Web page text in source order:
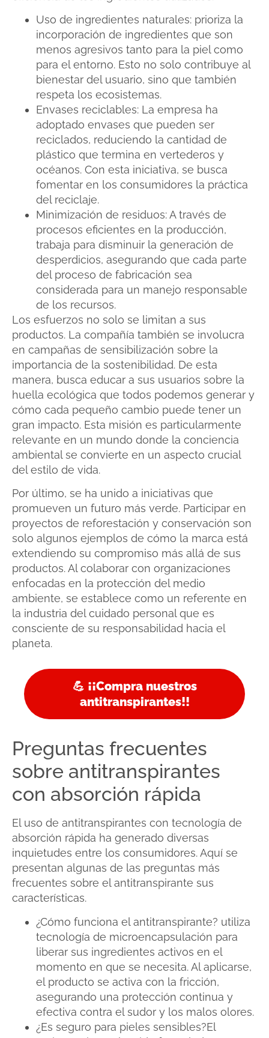
Uso de ingredientes naturales: prioriza la
incorporación de ingredientes que son
menos agresivos tanto para la piel como
para el entorno. Esto no solo contribuye al
bienestar del usuario, sino que también
respeta los ecosistemas.
Envases reciclables: La empresa ha
adoptado envases que pueden ser
reciclados, reduciendo la cantidad de
plástico que termina en vertederos y
océanos. Con esta iniciativa, se busca
fomentar en los consumidores la práctica
del reciclaje.
Minimización de residuos: A través de
procesos eficientes en la producción,
trabaja para disminuir la generación de
desperdicios, asegurando que cada parte
del proceso de fabricación sea
considerada para un manejo responsable
de los recursos.
Los esfuerzos no solo se limitan a sus
productos. La compañía también se involucra
en campañas de sensibilización sobre la
importancia de la sostenibilidad. De esta
manera, busca educar a sus usuarios sobre la
huella ecológica que todos podemos generar y
cómo cada pequeño cambio puede tener un
gran impacto. Esta misión es particularmente
relevante en un mundo donde la conciencia
ambiental se convierte en un aspecto crucial
del estilo de vida.
Por último, se ha unido a iniciativas que
promueven un futuro más verde. Participar en
proyectos de reforestación y conservación son
solo algunos ejemplos de cómo la marca está
extendiendo su compromiso más allá de sus
productos. Al colaborar con organizaciones
enfocadas en la protección del medio
ambiente, se establece como un referente en
la industria del cuidado personal que es
consciente de su responsabilidad hacia el
planeta.
💪 ¡¡Compra nuestros
antitranspirantes!!
Preguntas frecuentes
sobre antitranspirantes
con absorción rápida
El uso de antitranspirantes con tecnología de
absorción rápida ha generado diversas
inquietudes entre los consumidores. Aquí se
presentan algunas de las preguntas más
frecuentes sobre el antitranspirante sus
características.
¿Cómo funciona el antitranspirante? utiliza
tecnología de microencapsulación para
liberar sus ingredientes activos en el
momento en que se necesita. Al aplicarse,
el producto se activa con la fricción,
asegurando una protección continua y
efectiva contra el sudor y los malos olores.
¿Es seguro para pieles sensibles?El